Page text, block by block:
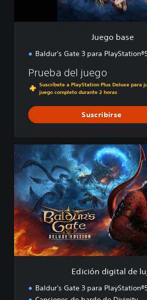
Juego base
Baldur's Gate 3 para
Prueba del juego
Suscríbete a PlayStation Plus Deluxe para
juego completo durante 2 horas
Suscribirse
c
i
ó
n
d
i
g
i
t
Edición digital de
Baldur's Gate 3 para